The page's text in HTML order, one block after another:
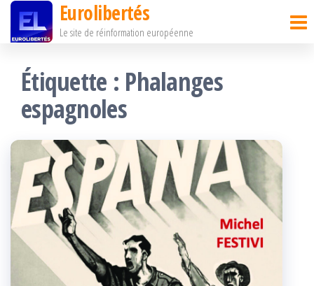
Passer
contenu
Eurolibertés
Le site de réinformation européenne
Étiquette : Phalanges
espagnoles